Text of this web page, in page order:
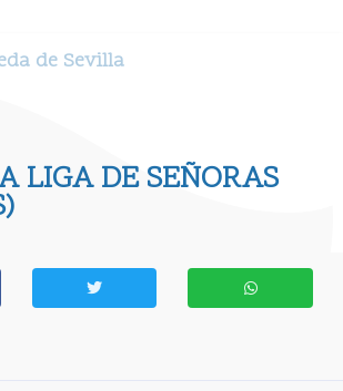
de Sevilla
LIGA DE SEÑORAS